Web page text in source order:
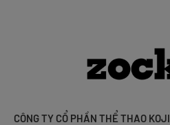
CÔNG TY CỔ PHẦN THỂ THAO KOJI